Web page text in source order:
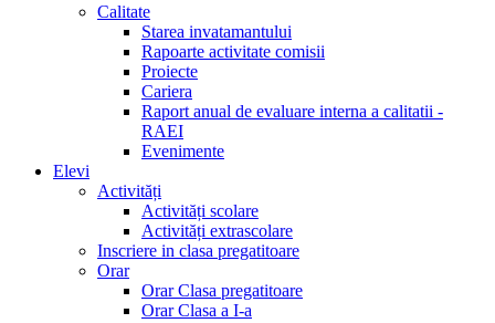
Calitate
Starea invatamantului
Rapoarte activitate comisii
Proiecte
Cariera
Raport anual de evaluare interna a calitatii -
RAEI
Evenimente
Elevi
Activități
Activități scolare
Activități extrascolare
Inscriere in clasa pregatitoare
Orar
Orar Clasa pregatitoare
Orar Clasa a I-a